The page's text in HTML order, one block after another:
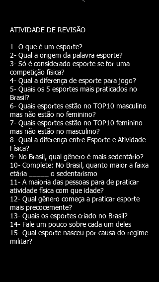
ATIVIDADE DE REVISÃO
1- O que é um esporte?
2- Qual a origem da palavra esporte?
3- Só é considerado esporte se for uma
competição física?
4- Qual a diferença de esporte para jogo?
5- Quais os 5 esportes mais praticados no
Brasil?
6- Quais esportes estão no TOP10 masculino
mas não estão no feminino?
7- Quais esportes estão no TOP10 feminino
mas não estão no masculino?
8- Qual a diferença entre Esporte e Atividade
Física?
9- No Brasil, qual gênero é mais sedentário?
10- Complete: No Brasil, quanto maior a faixa
etária _____ o sedentarismo
11- A maioria das pessoas para de praticar
atividade física com que idade?
12- Qual gênero começa a praticar esporte
mais precocemente?
13- Quais os esportes criado no Brasil?
14- Fale um pouco sobre cada um deles
15- Qual esporte nasceu por causa do regime
militar?